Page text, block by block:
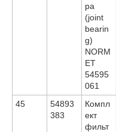
ра
(joint
bearin
g)
NORM
ET
54595
061
45
54893
383
Компл
ект
фильт